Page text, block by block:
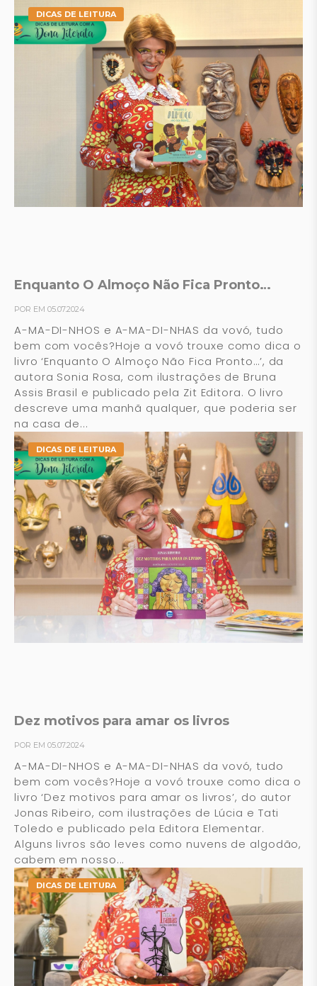
DICAS DE LEITURA
Enquanto O Almoço Não Fica Pronto…
POR EM 05.07.2024
A-MA-DI-NHOS e A-MA-DI-NHAS da vovó, tudo
bem com vocês?Hoje a vovó trouxe como dica o
livro ‘Enquanto O Almoço Não Fica Pronto…’, da
autora Sonia Rosa, com ilustrações de Bruna
Assis Brasil e publicado pela Zit Editora. O livro
descreve uma manhã qualquer, que poderia ser
na casa de...
DICAS DE LEITURA
Dez motivos para amar os livros
POR EM 05.07.2024
A-MA-DI-NHOS e A-MA-DI-NHAS da vovó, tudo
bem com vocês?Hoje a vovó trouxe como dica o
livro ‘Dez motivos para amar os livros’, do autor
Jonas Ribeiro, com ilustrações de Lúcia e Tati
Toledo e publicado pela Editora Elementar.
Alguns livros são leves como nuvens de algodão,
cabem em nosso...
DICAS DE LEITURA